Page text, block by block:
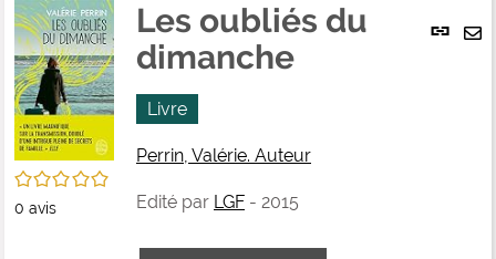
Lien
/5
0 avis
Les oubliés du
dimanche
Livre
Perrin, Valérie. Auteur
Edité par LGF - 2015